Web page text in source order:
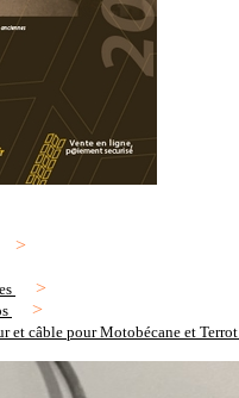
et câble pour Motobécane et Terrot